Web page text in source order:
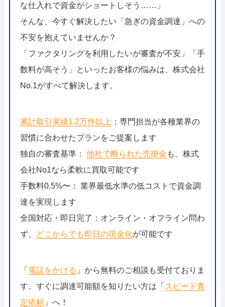
な仕入れで資金がショートしそう……」
そんな、今すぐ解決したい「急ぎの資金調達」への
不安を抱えていませんか？
「ファクタリングを利用したいが審査が不安」「手
数料が高そう」といったお客様の悩みは、株式会社
No.1がすべて解決します。
累計取引実績1.2万件以上 ：専門担当が各種業界の
習慣に合わせたプランをご提案します
独自の審査基準： 他社で断られた売掛金 も、株式
会社No1なら柔軟に買取可能です
手数料0.5%〜： 業界最低水準の低コストで資金調
達を実現します
全国対応・即日完了：オンライン・オフライン問わ
ず、
どこからでも即日の現金化が可能です
「 電話をかける 」から無料のご相談も受付ておりま
す。すぐに調達可能額を知りたい方は「 スピード査
定依頼」へ！